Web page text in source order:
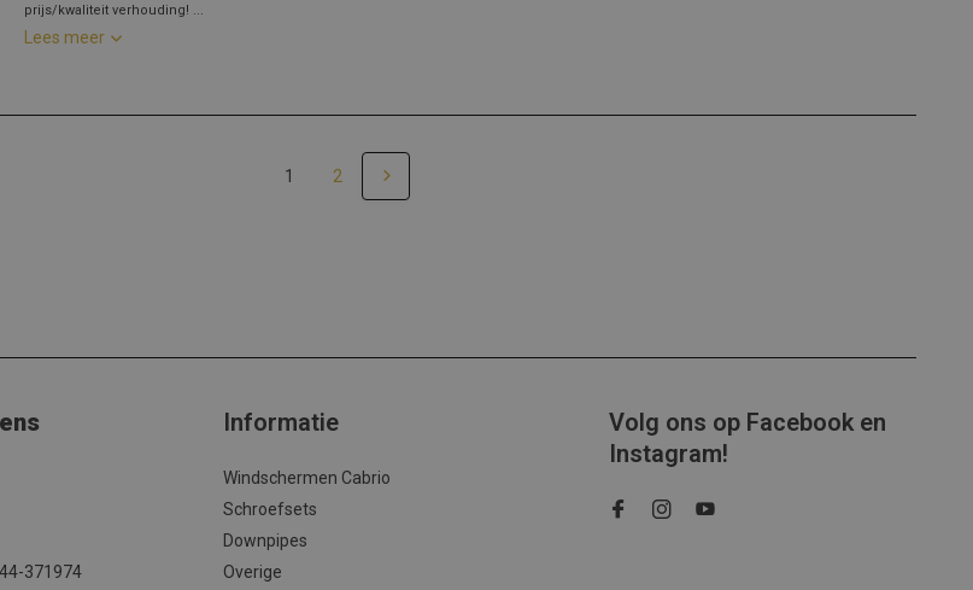
prijs/kwaliteit verhouding! ...
Lees meer
1 2
371974
Informatie
Windschermen Cabrio
Schroefsets
Downpipes
Overige
Volg ons op Facebook en
Instagram!